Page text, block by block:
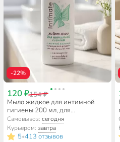
-22%
120 ₽154 ₽
Мыло жидкое для интимной
гигиены 200 мл, для
чувствительной кожи, Evo
Самовывоз:сегодня
Курьером:завтра
5•413 отзывов